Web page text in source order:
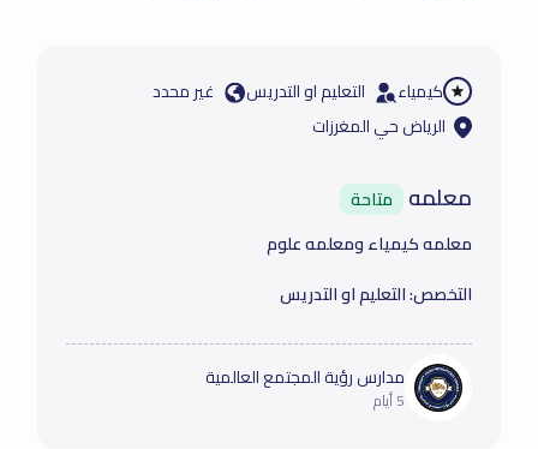
كيمياء التعليم او التدريس
غير محدد
الرياض حي المغرزات
معلمه متاحة
معلمه كيمياء ومعلمه علوم
التخصص:التعليم او التدريس
مدارس رؤية المجتمع العالمية
5 أيام